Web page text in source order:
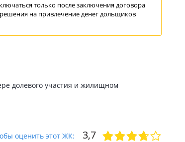
только после заключения договора
на привлечениеденег дольщиков
долевого участия и жилищном
оценить этот ЖК: 3,7